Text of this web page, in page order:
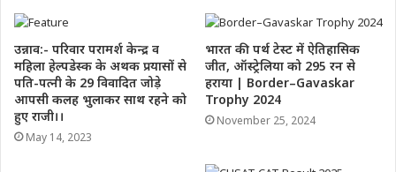
indian railway news mumbai
maharashtra breaking news
उन्नाव:- परिवार परामर्श केन्द्र व
महिला हेल्पडेस्क के अथक प्रयासों से
पति-पत्नी के 29 विवादित जोड़े
आपसी कलह भुलाकर साथ रहने को
हुए राजी।।
May 14, 2023
भारत की पर्थ टेस्ट में ऐतिहासिक
जीत, ऑस्ट्रेलिया को 295 रन से
हराया | Border–Gavaskar
Trophy 2024
November 25, 2024